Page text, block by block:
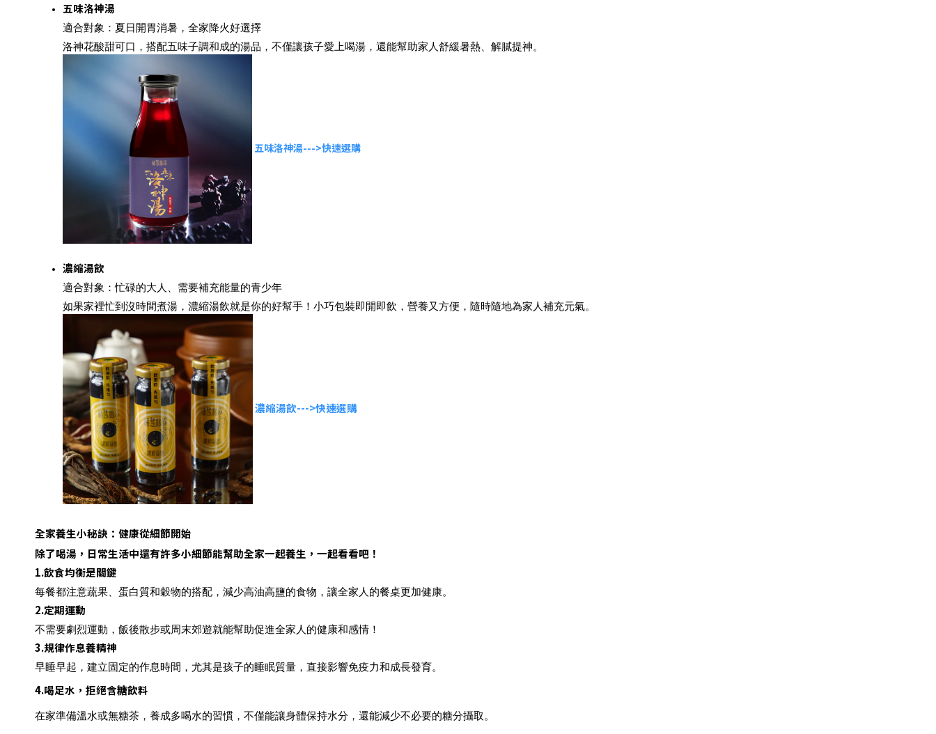
五味洛神湯
適合對象：夏日開胃消暑，全家降火好選擇
洛神花酸甜可口，搭配五味子調和成的湯品，不僅讓孩子愛上喝湯，還能幫助家人舒緩暑熱、解膩提神。
五味洛神湯--->快速選購
濃縮湯飲
適合對象：忙碌的大人、需要補充能量的青少年
如果家裡忙到沒時間煮湯，濃縮湯飲就是你的好幫手！小巧包裝即開即飲，營養又方便，隨時隨地為家人補充元氣。
濃縮湯飲--->快速選購
全家養生小秘訣：健康從細節開始
除了喝湯，日常生活中還有許多小細節能幫助全家一起養生，一起看看吧！
1.飲食均衡是關鍵
每餐都注意蔬果、蛋白質和穀物的搭配，減少高油高鹽的食物，讓全家人的餐桌更加健康。
2.定期運動
不需要劇烈運動，飯後散步或周末郊遊就能幫助促進全家人的健康和感情！
3.規律作息養精神
早睡早起，建立固定的作息時間，尤其是孩子的睡眠質量，直接影響免疫力和成長發育。
4.喝足水，拒絕含糖飲料
在家準備溫水或無糖茶，養成多喝水的習慣，不僅能讓身體保持水分，還能減少不必要的糖分攝取。